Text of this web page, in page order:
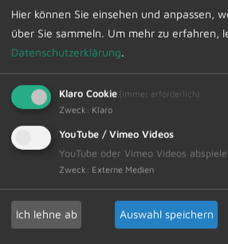
27.02.2026 Amtliche
Schneller Kontakt bei
Hier können Sie einsehen und anpassen,
über Sie sammeln. Um mehr zu erfahren,
Datenschutzerklärung.
Klaro Cookie (immer erforderlich)
Zweck : Klaro
YouTube / Vimeo Videos
YouTube oder Vimeo Videos
Zweck : Externe Medien
Ich lehne ab Auswahl speichern